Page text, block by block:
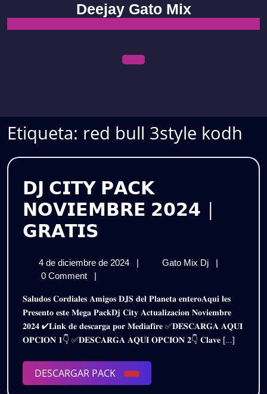
content
Deejay Gato Mix
Etiqueta: red bull 3style kodh
𝗗𝗝 𝗖𝗜𝗧𝗬 𝗣𝗔𝗖𝗞
𝗡𝗢𝗩𝗜𝗘𝗠𝗕𝗥𝗘 𝟮𝟬𝟮𝟰 |
𝗚𝗥𝗔𝗧𝗜𝗦
𝗣𝗔𝗖𝗞
𝗡𝗢𝗩𝗜𝗘𝗠𝗕𝗥𝗘
𝟮𝟬𝟮𝟰
|
𝗚𝗥𝗔𝗧𝗜𝗦
4 de diciembre de 2024
de
2024
| Gato Mix Dj
𝗗𝗝
𝟮𝟬𝟮𝟰
|
𝗚𝗥𝗔𝗧𝗜𝗦
|
0 Comment
|
𝐒𝐚𝐥𝐮𝐝𝐨𝐬 𝐂𝐨𝐫𝐝𝐢𝐚𝐥𝐞𝐬 𝐀𝐦𝐢𝐠𝐨𝐬 𝐃𝐉𝐒 𝐝𝐞𝐥 𝐏𝐥𝐚𝐧𝐞𝐭𝐚 𝐞𝐧𝐭𝐞𝐫𝐨𝐀𝐪𝐮𝐢 𝐥𝐞𝐬
𝐏𝐫𝐞𝐬𝐞𝐧𝐭𝐨 𝐞𝐬𝐭𝐞 𝐌𝐞𝐠𝐚 𝐏𝐚𝐜𝐤𝐃𝐣 𝐂𝐢𝐭𝐲 𝐀𝐜𝐭𝐮𝐚𝐥𝐢𝐳𝐚𝐜𝐢𝐨𝐧 𝐍𝐨𝐯𝐢𝐞𝐦𝐛𝐫𝐞
𝟐𝟎𝟐𝟒 ✔𝐋𝐢𝐧𝐤 𝐝𝐞 𝐝𝐞𝐬𝐜𝐚𝐫𝐠𝐚 𝐩𝐨𝐫 𝐌𝐞𝐝𝐢𝐚𝐟𝐢𝐫𝐞 ✅𝐃𝐄𝐒𝐂𝐀𝐑𝐆𝐀 𝐀𝐐𝐔𝐈
𝐎𝐏𝐂𝐈𝐎𝐍 𝟏👇 ✅𝐃𝐄𝐒𝐂𝐀𝐑𝐆𝐀 𝐀𝐐𝐔𝐈 𝐎𝐏𝐂𝐈𝐎𝐍 𝟐👇 𝐂𝐥𝐚𝐯𝐞 [...]
DESCARGAR PACK
DESCARGAR
PACK